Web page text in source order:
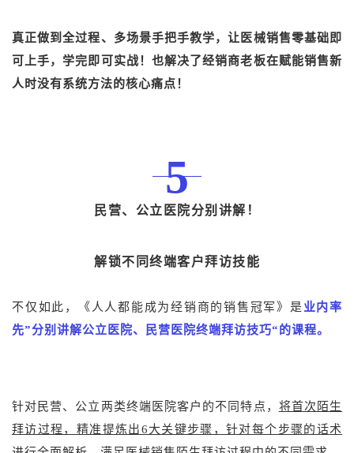
真正做到全过程、多场景手把手教学，让医械销售零基础即
可上手，学完即可实战！也解决了经销商老板在赋能销售新
人时没有系统方法的核心痛点！
5
民营、公立医院分别讲解！
解锁不同终端客户拜访技能
不仅如此，《人人都能成为经销商的销售冠军》是业内率
先”分别讲解公立医院、民营医院终端拜访技巧“的课程。
针对民营、公立两类终端医院客户的不同特点， 将首次陌生
拜访过程，精准提炼出6大关键步骤，针对每个步骤的话术